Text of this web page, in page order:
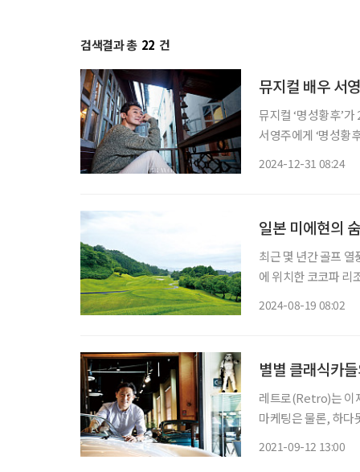
검색결과 총 22 건
뮤지컬 배우 서
뮤지컬 ‘명성황후’
서영주에게 ‘명성황
2024-12-31 08:24
일본 미에현의
최근 몇 년간 골프
에 위치한 코코파 리
2024-08-19 08:02
별별 클래식카
레트로(Retro)는 이
마케팅은 물론, 하다
2021-09-12 13:00